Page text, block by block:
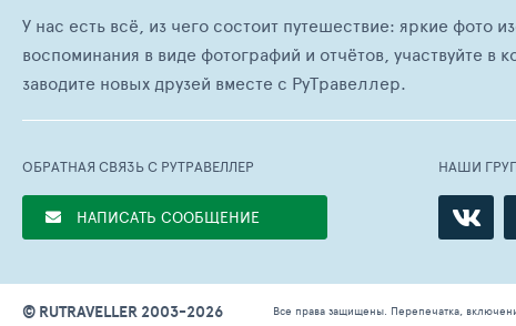
У нас есть всё, из чего состоит путешествие: яркие
воспоминания в виде фотографий и отчётов, участвуйте в
заводите новых друзей вместе с РуТравеллер.
ОБРАТНАЯ СВЯЗЬ С РУТРАВЕЛЛЕР
НАПИСАТЬ СООБЩЕНИЕ
НАШИ
© RUTRAVELLER 2003-2026
Все права защищены. Перепечатка,